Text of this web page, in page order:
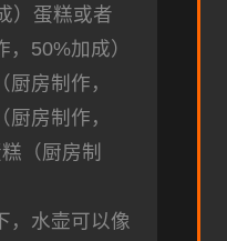
）蛋糕或者
50%加成）
房制作，
房制作，
（厨房制
，水壶可以像